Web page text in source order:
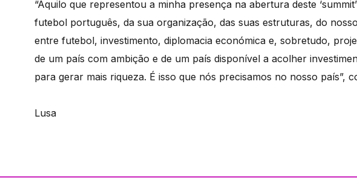
“Aquilo que representou a minha presença na abertura deste
futebol português, da sua organização, das suas estruturas, do
entre futebol, investimento, diplomacia económica e, sobretudo,
de um país com ambição e de um país disponível a acolher
para gerar mais riqueza. É isso que nós precisamos no nosso país”,
Lusa